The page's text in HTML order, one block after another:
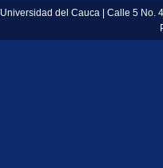
Universidad del Cauca | Calle 5 No.